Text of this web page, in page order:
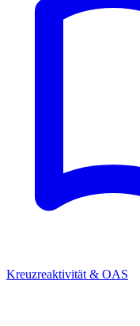
Kreuzreaktivität & OAS